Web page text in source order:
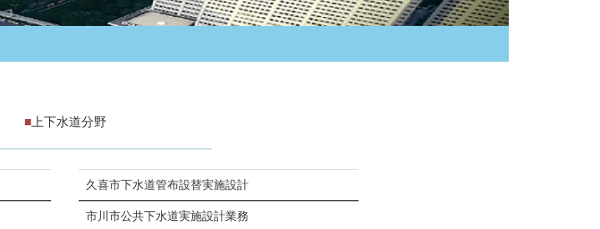
■上下水道分野
久喜市下水道管布設替実施設計
市川市公共下水道実施設計業務